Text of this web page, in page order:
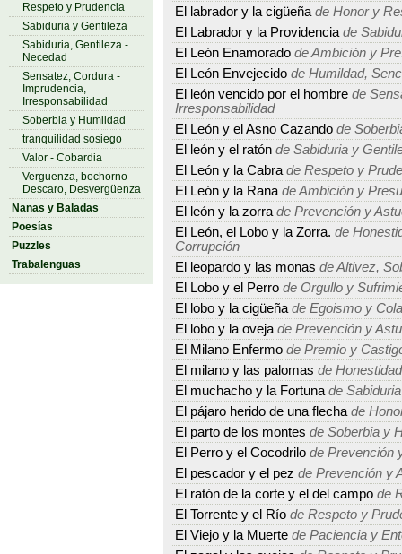
Respeto y Prudencia
Sabiduria y Gentileza
Sabiduria, Gentileza -
Necedad
Sensatez, Cordura -
Imprudencia,
Irresponsabilidad
Soberbia y Humildad
tranquilidad sosiego
Valor - Cobardia
Verguenza, bochorno -
Descaro, Desvergüenza
Nanas y Baladas
Poesías
Puzzles
Trabalenguas
El labrador y la cigüeña de Honor y
El Labrador y la Providencia de
El León Enamorado de Ambición y
El León Envejecido de Humildad,
El león vencido por el hombre de
Irresponsabilidad
El León y el Asno Cazando de
El león y el ratón de Sabiduria y
El León y la Cabra de Respeto y
El León y la Rana de Ambición y
El león y la zorra de Prevención y
El León, el Lobo y la Zorra. de
Corrupción
El leopardo y las monas de Altivez,
El Lobo y el Perro de Orgullo y
El lobo y la cigüeña de Egoismo y
El lobo y la oveja de Prevención y
El Milano Enfermo de Premio y
El milano y las palomas de
El muchacho y la Fortuna de
El pájaro herido de una flecha de
El parto de los montes de Soberbia y
El Perro y el Cocodrilo de Prevención
El pescador y el pez de Prevención y
El ratón de la corte y el del campo de
El Torrente y el Río de Respeto y
El Viejo y la Muerte de Paciencia y